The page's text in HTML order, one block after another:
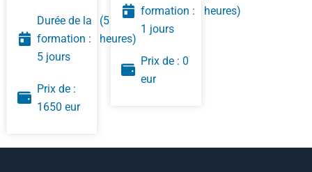
Durée de la
formation :
5 jours
Prix de :
1650 eur
(5
heures)
formation :
1 jours
Prix de : 0
eur
heures)